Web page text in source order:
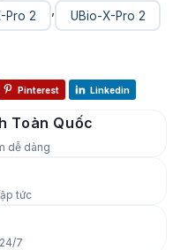
Pro 2 , UBio-X-Pro 2
Pinterest Linkedin
Toàn Quốc
dễ dàng
tức
7